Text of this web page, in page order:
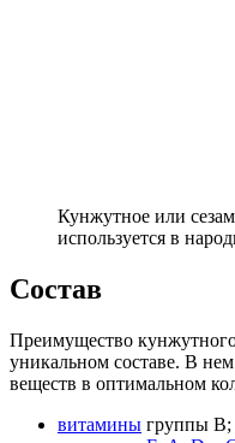
Кунжутное или
используется в
Состав
Преимущество кунжутного
уникальном составе. В
веществ в оптимальном
витамины группы B;